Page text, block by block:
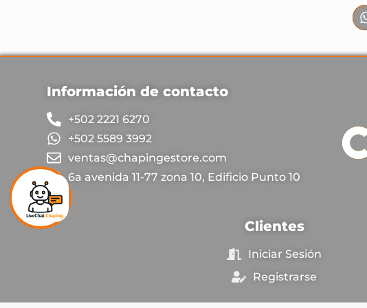
Información de contacto
+502 2221 6270
+502 5589 3992
ventas@chapingestore.com
6a avenida 11-77 zona 10, Edificio Punto 10
Clientes
Iniciar Sesión
Registrarse